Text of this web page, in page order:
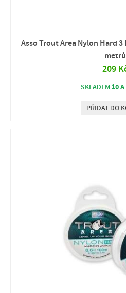
Asso Trout Area Nylon Hard 3
metrů
209
SKLADEM 10 A
PŘIDAT DO